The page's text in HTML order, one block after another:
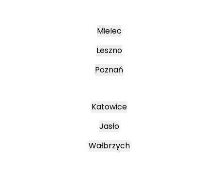
Mielec
Leszno
Poznań
Katowice
Jasło
Wałbrzych